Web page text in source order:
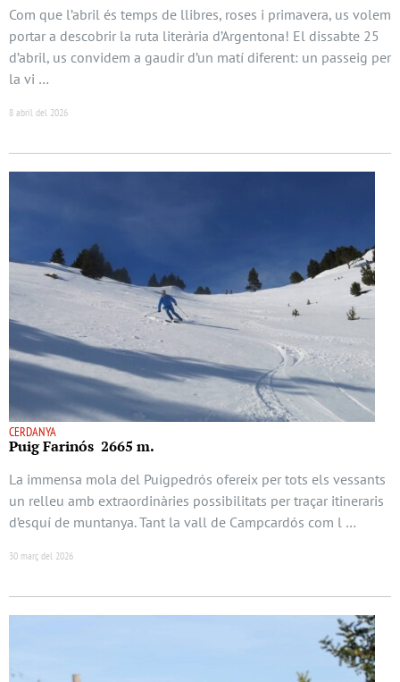
Com que l’abril és temps de llibres, roses i primavera, us volem
portar a descobrir la ruta literària d’Argentona! El dissabte 25
d’abril, us convidem a gaudir d’un matí diferent: un passeig per
la vi …
8 abril del 2026
CERDANYA
Puig Farinós 2665 m.
La immensa mola del Puigpedrós ofereix per tots els vessants
un relleu amb extraordinàries possibilitats per traçar itineraris
d’esquí de muntanya. Tant la vall de Campcardós com l …
30 març del 2026